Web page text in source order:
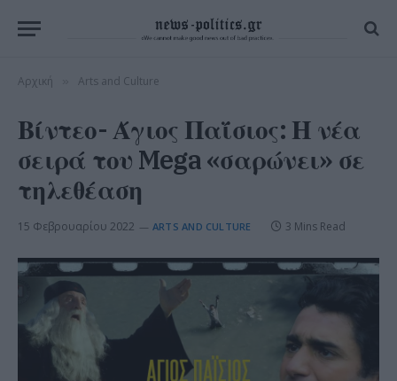
Αρχική Arts and Culture
Βίντεο- Άγιος Παΐσιος: Η νέα
σειρά του Mega «σαρώνει» σε
τηλεθέαση
15 Φεβρουαρίου 2022 ARTS AND CULTURE 3 Mins Read